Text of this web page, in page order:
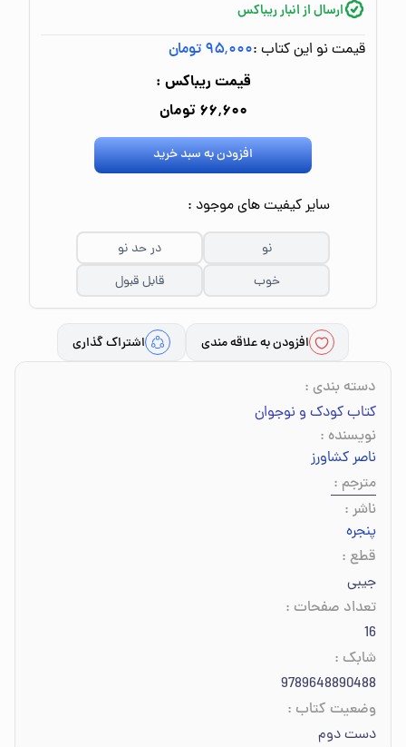
ارسال از انبار ریباکس
قیمت نو این کتاب :۹۵٬۰۰۰ تومان
قیمت ریباکس :
۶۶٬۶۰۰ تومان
افزودن به سبد خرید
سایر کیفیت های موجود :
نو
در حد نو
خوب
قابل قبول
افزودن به علاقه مندی اشتراک گذاری
دسته بندی :
کتاب کودک و نوجوان
نویسنده :
ناصر کشاورز
مترجم :
ناشر :
پنجره
قطع :
جیبی
تعداد صفحات :
16
شابک :
9789648890488
وضعیت کتاب :
دست دوم